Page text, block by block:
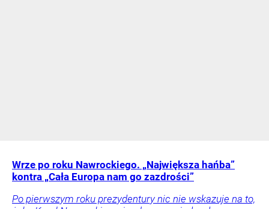
Wrze po roku Nawrockiego. „Największa hańba”
kontra „Cała Europa nam go zazdrości”
Po pierwszym roku prezydentury nic nie wskazuje na to,